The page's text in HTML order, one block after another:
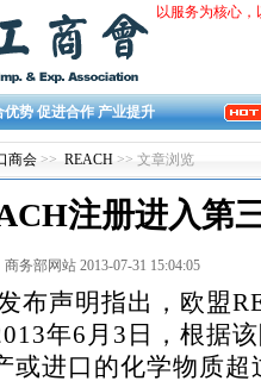
以服务为核心
势 促进合作 产业提升
商会 >> REACH >> 文章浏览
注册进入第
商务部网站 2013-07-31 15:04:05
布声明指出，欧盟
年6月3日，根据
或进口的化学物质超